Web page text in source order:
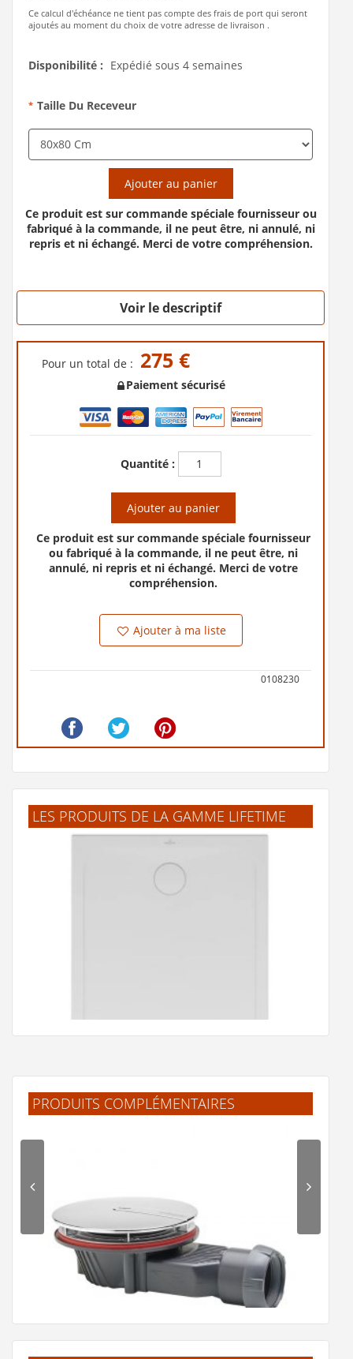
Ce calcul d'échéance ne tient pas compte des frais de port qui seront
ajoutés au moment du choix de votre adresse de livraison .
Disponibilité : Expédié sous 4 semaines
* Taille Du Receveur
Ajouter au panier
Ce produit est sur commande spéciale fournisseur ou
fabriqué à la commande, il ne peut être, ni annulé, ni
repris et ni échangé. Merci de votre compréhension.
Voir le descriptif
Pour un total de : 275 €
Paiement sécurisé
Quantité :
Ajouter au panier
Ce produit est sur commande spéciale fournisseur
ou fabriqué à la commande, il ne peut être, ni
annulé, ni repris et ni échangé. Merci de votre
compréhension.
Ajouter à ma liste
0108230
LES PRODUITS DE LA GAMME LIFETIME
Receveur de douche LIFETIME PLUS en céramique
Voir le produit
PRODUITS COMPLÉMENTAIRES